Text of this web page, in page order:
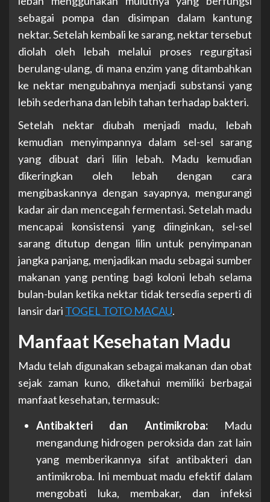
sebagai pompa dan disimpan dalam kantung
nektar. Setelah kembali ke sarang, nektar tersebut
diolah oleh lebah melalui proses regurgitasi
berulang-ulang, di mana enzim yang ditambahkan
ke nektar mengubahnya menjadi substansi yang
lebih sederhana dan lebih tahan terhadap bakteri.
Setelah nektar diubah menjadi madu, lebah
kemudian menyimpannya dalam sel-sel sarang
yang dibuat dari lilin lebah. Madu kemudian
dikeringkan oleh lebah dengan cara
mengibaskannya dengan sayapnya, mengurangi
kadar air dan mencegah fermentasi. Setelah madu
mencapai konsistensi yang diinginkan, sel-sel
sarang ditutup dengan lilin untuk penyimpanan
jangka panjang, menjadikan madu sebagai sumber
makanan yang penting bagi koloni lebah selama
bulan-bulan ketika nektar tidak tersedia seperti di
lansir dari TOGEL TOTO MACAU.
Manfaat Kesehatan Madu
Madu telah digunakan sebagai makanan dan obat
sejak zaman kuno, diketahui memiliki berbagai
manfaat kesehatan, termasuk:
Antibakteri dan Antimikroba:Madu
mengandung hidrogen peroksida dan zat lain
yang memberikannya sifat antibakteri dan
antimikroba. Ini membuat madu efektif dalam
mengobati luka, membakar, dan infeksi